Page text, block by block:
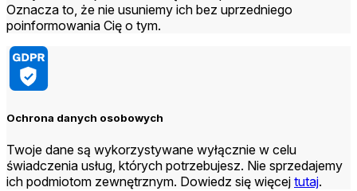
Oznacza to, że nie usuniemy ich bez uprzedniego
poinformowania Cię o tym.
Ochrona danych osobowych
Twoje dane są wykorzystywane wyłącznie w celu
świadczenia usług, których potrzebujesz. Nie sprzedajemy
ich podmiotom zewnętrznym. Dowiedz się więcej tutaj.